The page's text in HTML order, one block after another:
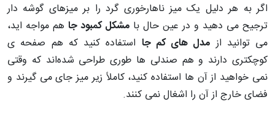
اگر به هر دلیل یک میز ناهارخوری گرد را بر میزهای گوشه دار
ترجیح می دهید و در عین حال با مشکلکمبود جا هم مواجه اید،
می توانید از مدل های کم جا استفاده کنید که هم صفحه ی
کوچکتری دارند و هم صندلی ها طوری طراحی شده‌اند که وقتی
نمی خواهید از آن ها استفاده کنید، کاملاً زیر میز جای می گیرند و
فضای خارج از آن را اشغال نمی کنند.